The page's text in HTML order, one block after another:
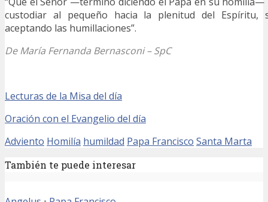
custodiar al pequeño hacia la plenitud del
aceptando las humillaciones”.
De María Fernanda Bernasconi – SpC
Lecturas de la Misa del día
Oración con el Evangelio del día
Adviento Homilía humildad Papa Francisco Santa Marta
También te puede interesar